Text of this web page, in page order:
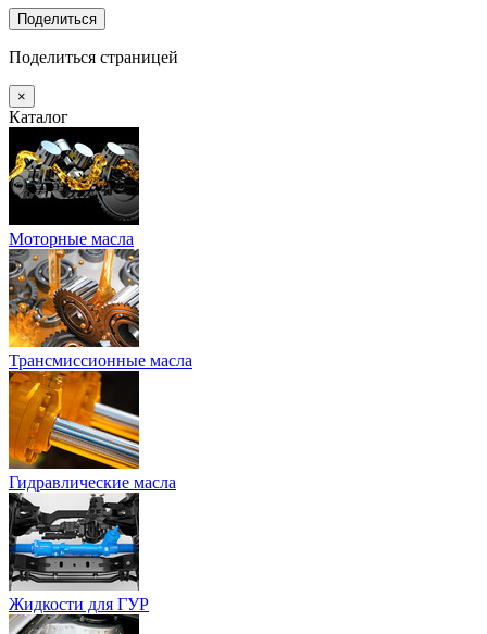
Поделиться
Поделиться страницей
×
Каталог
Моторные масла
Трансмиссионные масла
Гидравлические масла
Жидкости для ГУР